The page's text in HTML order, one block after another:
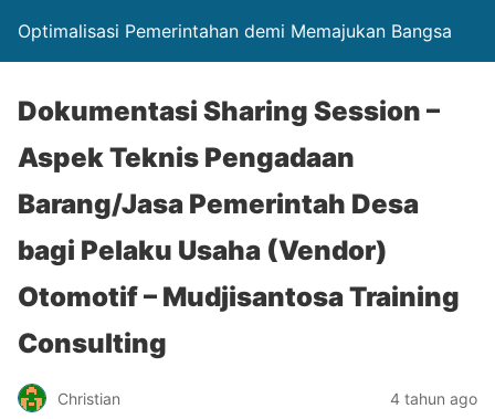
Optimalisasi Pemerintahan demi Memajukan Bangsa
Dokumentasi Sharing Session –
Aspek Teknis Pengadaan
Barang/Jasa Pemerintah Desa
bagi Pelaku Usaha (Vendor)
Otomotif – Mudjisantosa Training
Consulting
Christian 4 tahun ago